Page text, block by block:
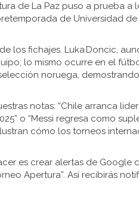
de La Paz puso a prueba a
de Universidad
los fichajes. Luka Doncic,
lo mismo ocurre en el
noruega,
notas: “Chile arranca
o “Messi regresa como
cómo los torneos
es crear alertas de Google
Apertura”. Así recibirás